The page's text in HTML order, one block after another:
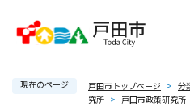
現在のページ 戸田市トップページ > 分
究所 > 戸田市政策研究所